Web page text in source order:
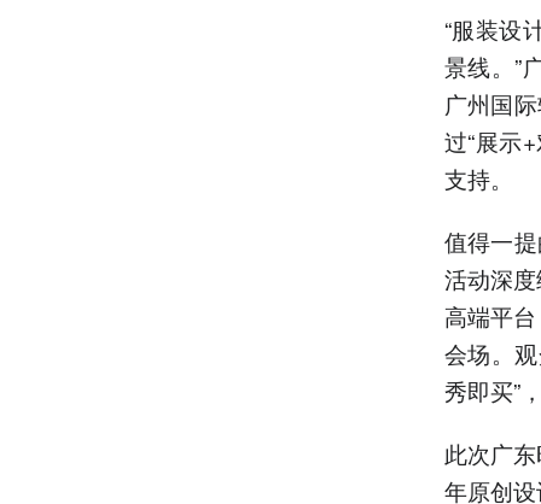
“服装设
景线。”
广州国
过“展示
支持。
值得一
活动深
高端平
会场。
秀即买”
此次广
年原创